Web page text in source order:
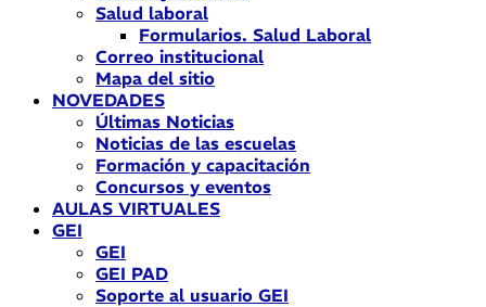
Salud laboral
Formularios. Salud Laboral
Correo institucional
Mapa del sitio
NOVEDADES
Últimas Noticias
Noticias de las escuelas
Formación y capacitación
Concursos y eventos
AULAS VIRTUALES
GEI
GEI
GEI PAD
Soporte al usuario GEI